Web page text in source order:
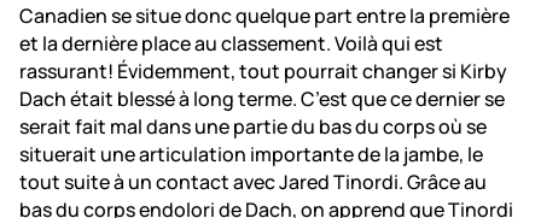
Canadien se situe donc quelque part entre la première
et la dernière place au classement. Voilà qui est
rassurant! Évidemment, tout pourrait changer si Kirby
Dach était blessé à long terme. C’est que ce dernier se
serait fait mal dans une partie du bas du corps où se
situerait une articulation importante de la jambe, le
tout suite à un contact avec Jared Tinordi. Grâce au
bas du corps endolori de Dach, on apprend que Tinordi